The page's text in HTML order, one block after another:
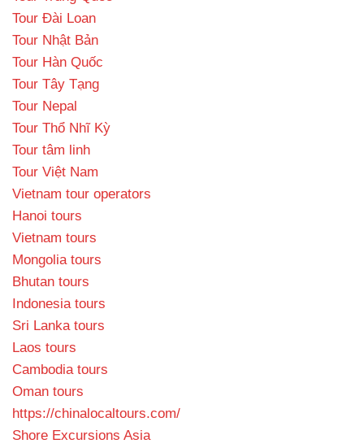
Tour Đài Loan
Tour Nhật Bản
Tour Hàn Quốc
Tour Tây Tạng
Tour Nepal
Tour Thổ Nhĩ Kỳ
Tour tâm linh
Tour Việt Nam
Vietnam tour operators
Hanoi tours
Vietnam tours
Mongolia tours
Bhutan tours
Indonesia tours
Sri Lanka tours
Laos tours
Cambodia tours
Oman tours
https://chinalocaltours.com/
Shore Excursions Asia